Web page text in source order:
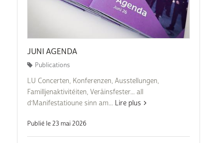
JUNI AGENDA
Publications
LU Concerten, Konferenzen, Ausstellungen,
Familljenaktivitéiten, Veräinsfester... all
d‘Manifestatioune sinn am... Lire plus
Publié le 23 mai 2026